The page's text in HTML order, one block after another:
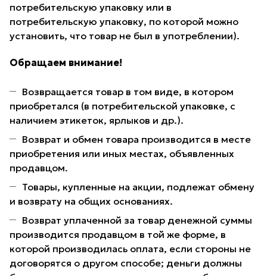
потребительскую упаковку или в
потребительскую упаковку, по которой можно
установить, что товар не был в употреблении).
Обращаем внимание!
Возвращается товар в том виде, в котором
приобретался (в потребительской упаковке, с
наличием этикеток, ярлыков и др.).
Возврат и обмен товара производится в месте
приобретения или иных местах, объявленных
продавцом.
Товары, купленные на акции, подлежат обмену
и возврату на общих основаниях.
Возврат уплаченной за товар денежной суммы
производится продавцом в той же форме, в
которой производилась оплата, если стороны не
договорятся о другом способе; деньги должны